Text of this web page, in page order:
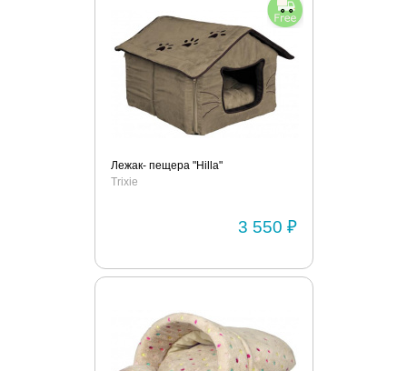
Лежак- пещера "Hilla"
Trixie
3 550 ₽